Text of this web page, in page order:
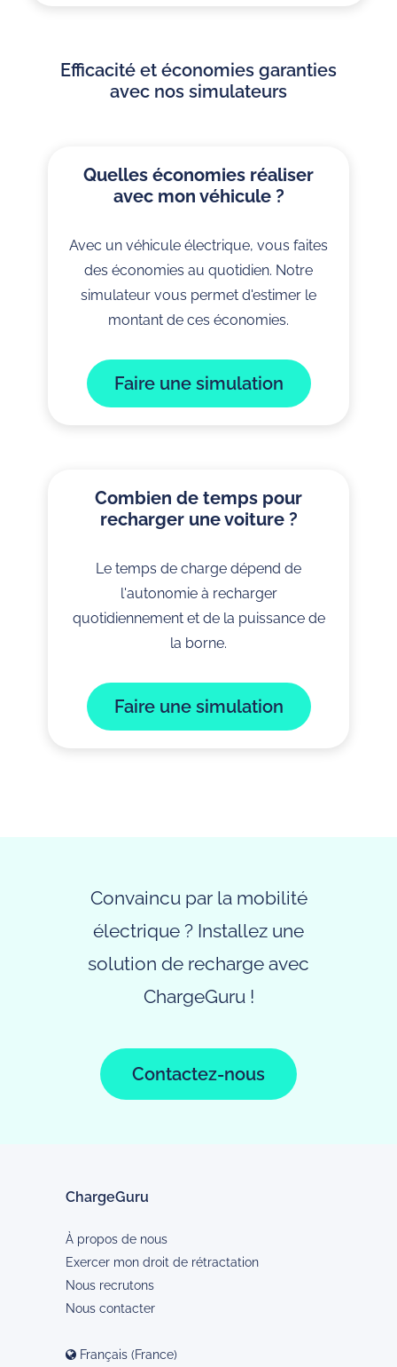
Efficacité et économies garanties
avec nos simulateurs
Quelles économies réaliser
avec mon véhicule ?
Avec un véhicule électrique, vous faites
des économies au quotidien. Notre
simulateur vous permet d'estimer le
montant de ces économies.
Faire une simulation
Combien de temps pour
recharger une voiture ?
Le temps de charge dépend de
l'autonomie à recharger
quotidiennement et de la puissance de
la borne.
Faire une simulation
Convaincu par la mobilité
électrique ? Installez une
solution de recharge avec
ChargeGuru !
Contactez-nous
ChargeGuru
À propos de nous
Exercer mon droit de rétractation
Nous recrutons
Nous contacter
Français (France)